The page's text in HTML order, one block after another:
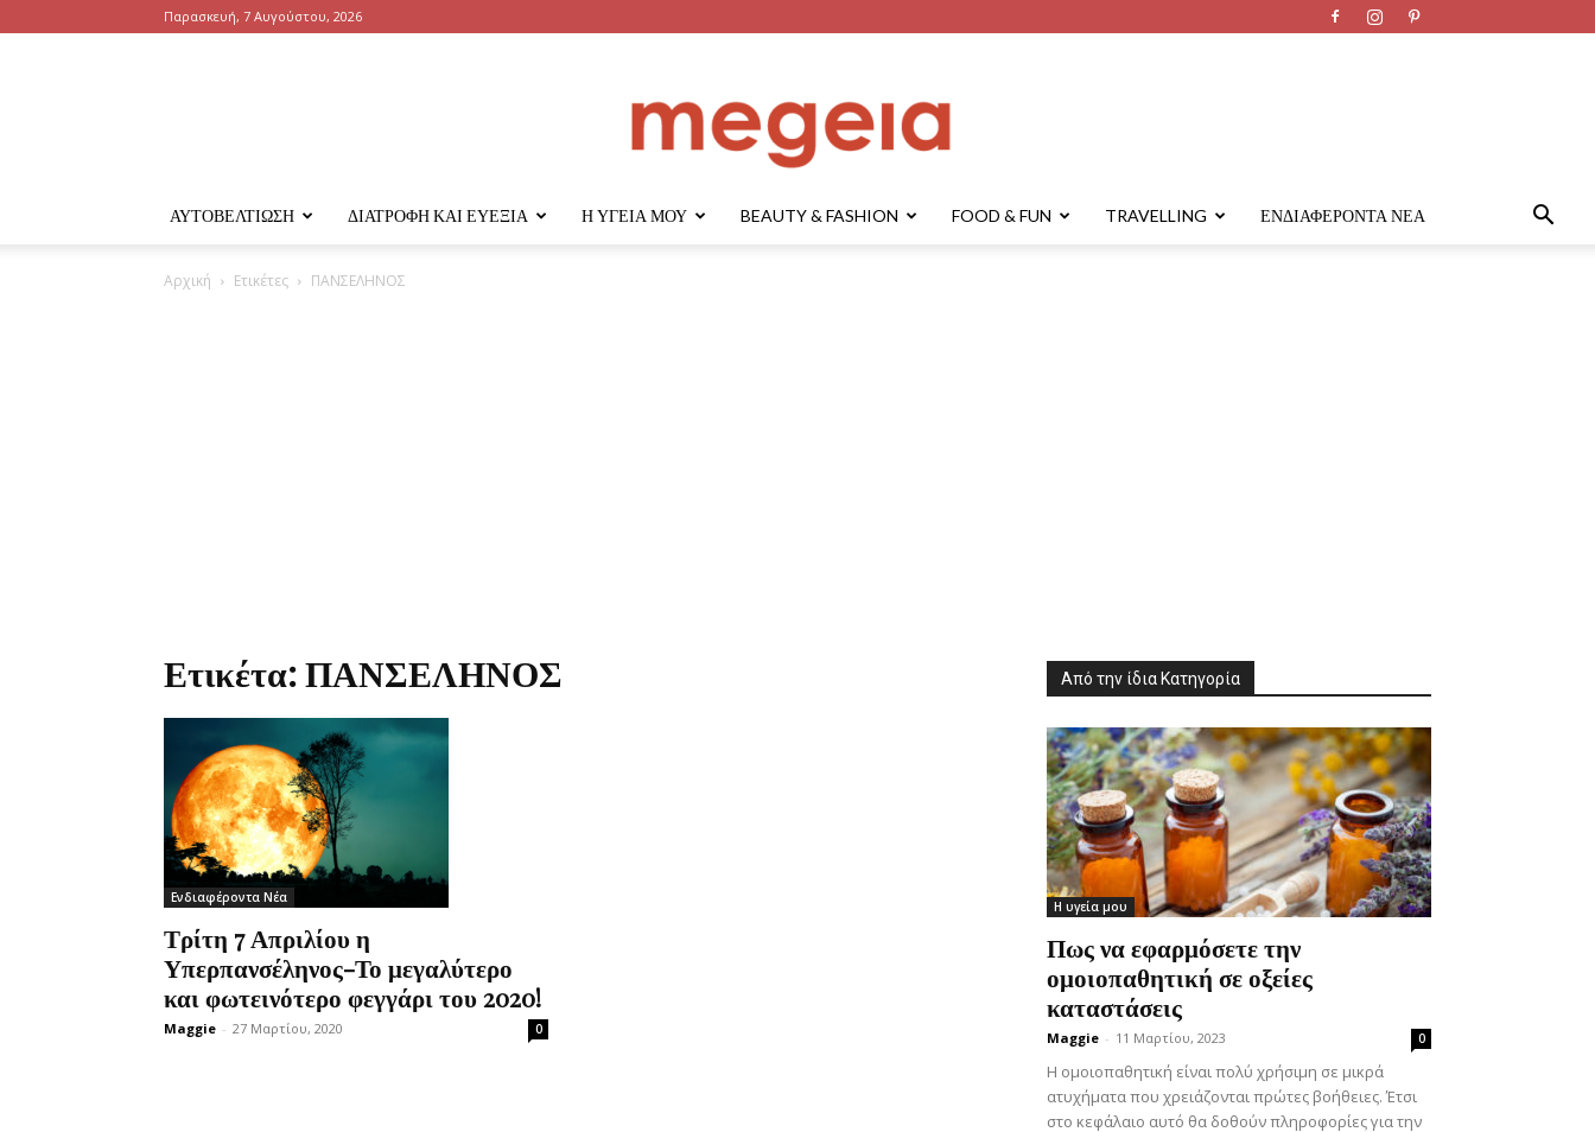
Παρασκευή, 7 Αυγούστου, 2026
ΑΥΤΟΒΕΛΤΊΩΣΗ ΔΙΑΤΡΟΦΉ ΚΑΙ ΕΥΕΞΊΑ Η ΥΓΕΊΑ ΜΟΥ BEAUTY & FASHION FOOD & FUN TRAVELLING ΕΝΔΙΑΦΈΡΟΝΤΑ ΝΈΑ
Αρχική Ετικέτες ΠΑΝΣΕΛΗΝΟΣ
Ετικέτα: ΠΑΝΣΕΛΗΝΟΣ
Ενδιαφέροντα Νέα
Τρίτη 7 Απριλίου η
Υπερπανσέληνος-Το μεγαλύτερο
και φωτεινότερο φεγγάρι του 2020!
Maggie - 27 Μαρτίου, 2020 0
Από την ίδια Κατηγορία
Η υγεία μου
Πως να εφαρμόσετε την
ομοιοπαθητική σε οξείες
καταστάσεις
Maggie - 11 Μαρτίου, 2023 0
Η ομοιοπαθητική είναι πολύ χρήσιμη σε μικρά
ατυχήματα που χρειάζονται πρώτες βοήθειες. Έτσι
στο κεφάλαιο αυτό θα δοθούν πληροφορίες για την